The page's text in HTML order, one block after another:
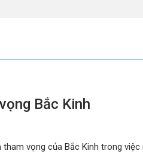
Bắc Kinh
vọng của Bắc Kinh trong